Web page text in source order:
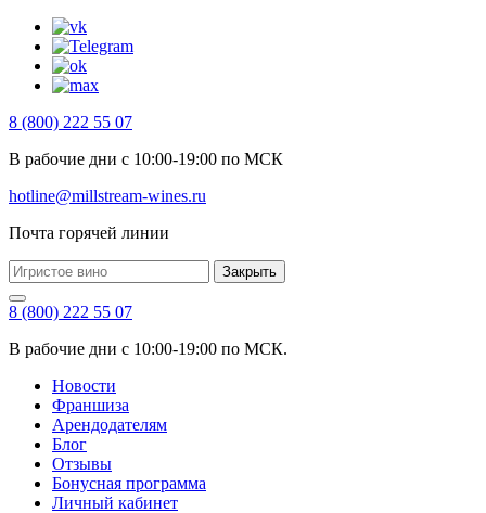
8 (800) 222 55 07
В рабочие дни с 10:00-19:00 по МСК
hotline@millstream-wines.ru
Почта горячей линии
Закрыть
8 (800) 222 55 07
В рабочие дни с 10:00-19:00 по МСК.
Новости
Франшиза
Арендодателям
Блог
Отзывы
Бонусная программа
Личный кабинет